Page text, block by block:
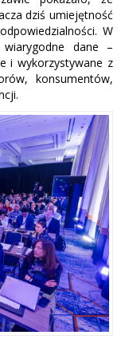
dziś umiejętność
W
dane –
i wykorzystywane z
konsumentów,